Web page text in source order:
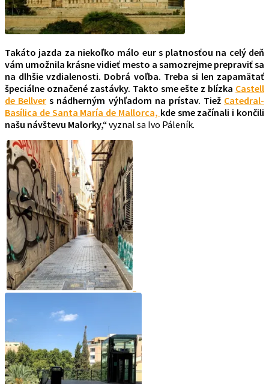
Takáto jazda za niekoľko málo eur s platnosťou na celý deň
vám umožnila krásne vidieť mesto a samozrejme prepraviť sa
na dlhšie vzdialenosti. Dobrá voľba. Treba si len zapamätať
špeciálne označené zastávky. Takto sme ešte z blízka Castell
de Bellver s nádherným výhľadom na prístav. Tiež Catedral-
Basílica de Santa María de Mallorca, kde sme začínali i končili
našu návštevu Malorky,“vyznal sa Ivo Páleník.